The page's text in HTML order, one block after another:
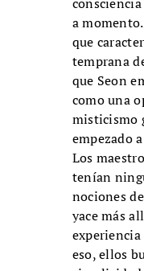
a
que
temprana
que Seon
como una
misticismo
empezado
Los
tenían
nociones
yace más
eso, ellos